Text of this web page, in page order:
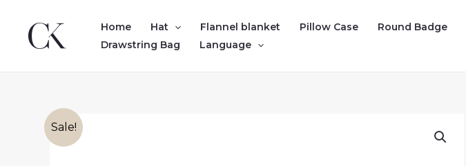
content
Home Hat Flannel blanket Pillow Case Round Badge
Drawstring Bag
Language
Sale!